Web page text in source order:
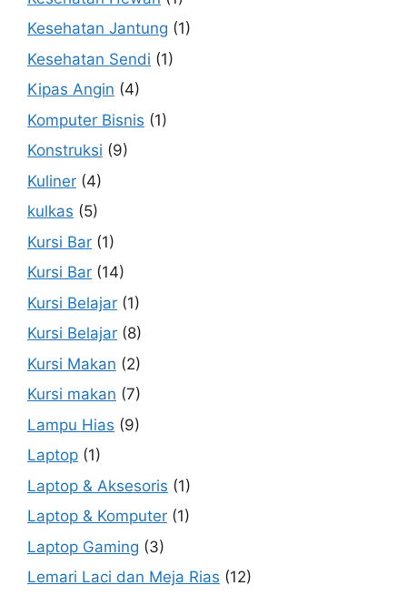
Kesehatan Jantung (1)
Kesehatan Sendi (1)
Kipas Angin (4)
Komputer Bisnis (1)
Konstruksi (9)
Kuliner (4)
kulkas (5)
Kursi Bar (1)
Kursi Bar (14)
Kursi Belajar (1)
Kursi Belajar (8)
Kursi Makan (2)
Kursi makan (7)
Lampu Hias (9)
Laptop (1)
Laptop & Aksesoris (1)
Laptop & Komputer (1)
Laptop Gaming (3)
Lemari Laci dan Meja Rias (12)